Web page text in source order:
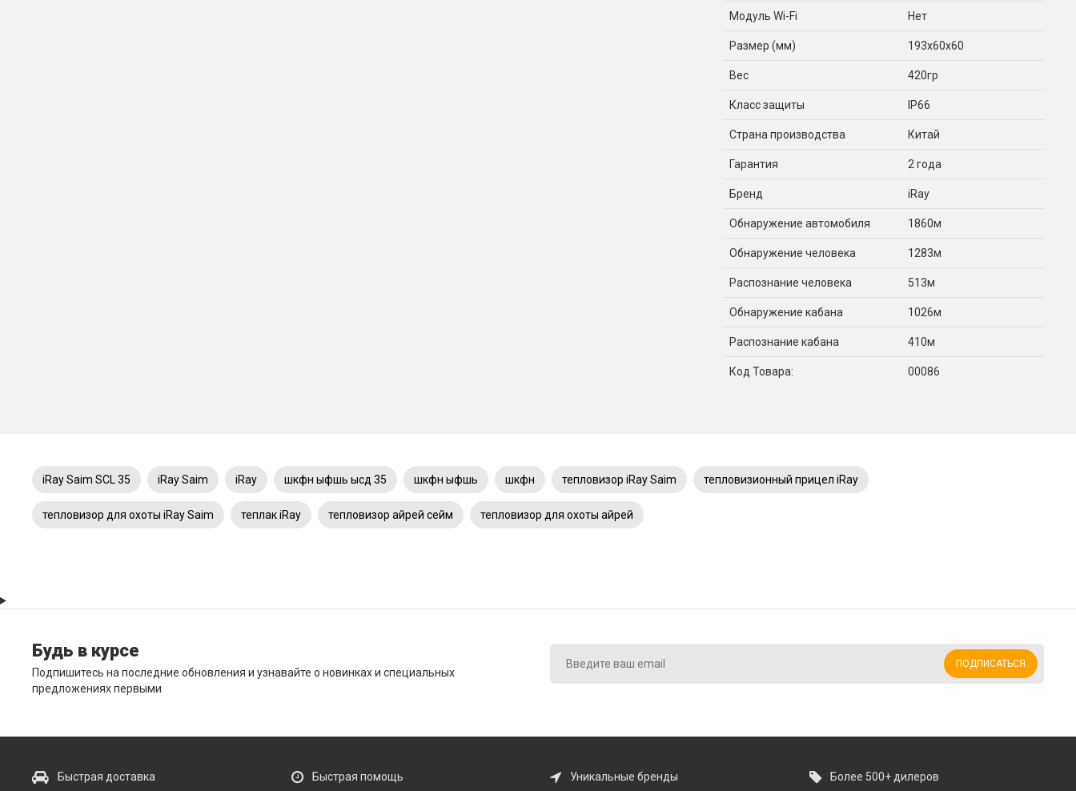
Модуль Wi-Fi Нет
Размер (мм) 193x60x60
Вес 420гр
Класс защиты IP66
Страна производства Китай
Гарантия 2 года
Бренд iRay
Обнаружение автомобиля 1860м
Обнаружение человека 1283м
Распознание человека 513м
Обнаружение кабана 1026м
Распознание кабана 410м
Код Товара: 00086
iRay Saim SCL 35 iRay Saim iRay шкфн ыфшь ысд 35 шкфн ыфшь шкфн тепловизор iRay Saim тепловизионный прицел iRay
тепловизор для охоты iRay Saim теплак iRay тепловизор айрей сейм тепловизор для охоты айрей
Будь в курсе
Подпишитесь на последние обновления и узнавайте о новинках и специальных
предложениях первыми
ПОДПИСАТЬСЯ
Быстрая доставка Быстрая помощь Уникальные бренды Более 500+ дилеров